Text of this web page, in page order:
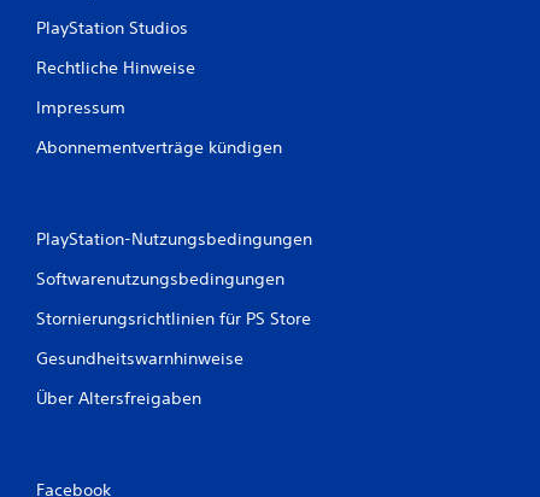
PlayStation Studios
Rechtliche Hinweise
Impressum
Abonnementverträge kündigen
PlayStation-Nutzungsbedingungen
Softwarenutzungsbedingungen
Stornierungsrichtlinien für PS Store
Gesundheitswarnhinweise
Über Altersfreigaben
Facebook